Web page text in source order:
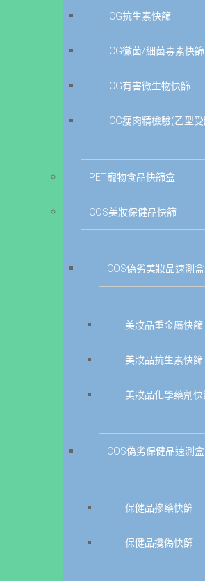
ICG抗生素快篩
ICG黴菌/細菌毒素快篩
ICG有害微生物快篩
ICG瘦肉精檢驗(乙型
PET寵物食品快篩盒
COS美妝保健品快篩
COS偽劣美妝品速測盒
美妝品重金屬快篩
美妝品抗生素快篩
美妝品化學藥劑快
COS偽劣保健品速測盒
保健品摻藥快篩
保健品攙偽快篩